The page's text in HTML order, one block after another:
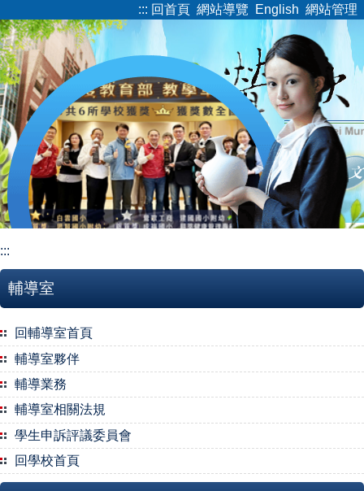
到
主
要
內
容
區
::: 回首頁 網站導覽 English 網站管理
:::
輔導室
回輔導室首頁
輔導室夥伴
輔導業務
輔導室相關法規
學生申訴評議委員會
回學校首頁